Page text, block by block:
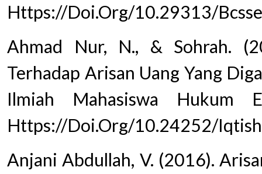
Https://Doi.Org/10.29313/
Ahmad Nur, N., & Sohrah.
Terhadap Arisan Uang Yang
Ilmiah Mahasiswa Hukum
Https://Doi.Org/10.24252/
Anjani Abdullah, V. (2016).